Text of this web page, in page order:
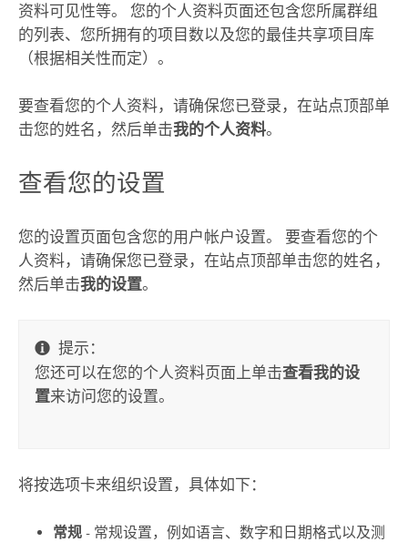
资料可见性等。 您的个人资料页面还包含您所属群组
的列表、您所拥有的项目数以及您的最佳共享项目库
（根据相关性而定）。
要查看您的个人资料，请确保您已登录，在站点顶部单
击您的姓名，然后单击我的个人资料。
查看您的设置
您的设置页面包含您的用户帐户设置。 要查看您的个
人资料，请确保您已登录，在站点顶部单击您的姓名，
然后单击我的设置。
提示：
您还可以在您的个人资料页面上单击查看我的设
置来访问您的设置。
将按选项卡来组织设置，具体如下：
常规 - 常规设置，例如语言、数字和日期格式以及测